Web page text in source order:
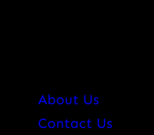
About Us
Contact Us